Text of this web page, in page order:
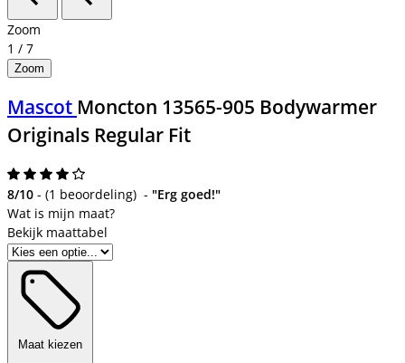
Zoom
1 / 7
Zoom
Mascot Moncton 13565-905 Bodywarmer
Originals Regular Fit
8/10 - (1 beoordeling) - "Erg goed!"
Bekijk maattabel
Maat kiezen